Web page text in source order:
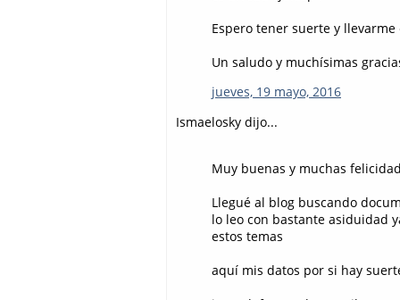
Espero tener suerte y llevarme
Un saludo y muchísimas
jueves, 19 mayo, 2016
Ismaelosky dijo...
Muy buenas y muchas
Llegué al blog buscando
lo leo con bastante asiduidad
estos temas
aquí mis datos por si hay